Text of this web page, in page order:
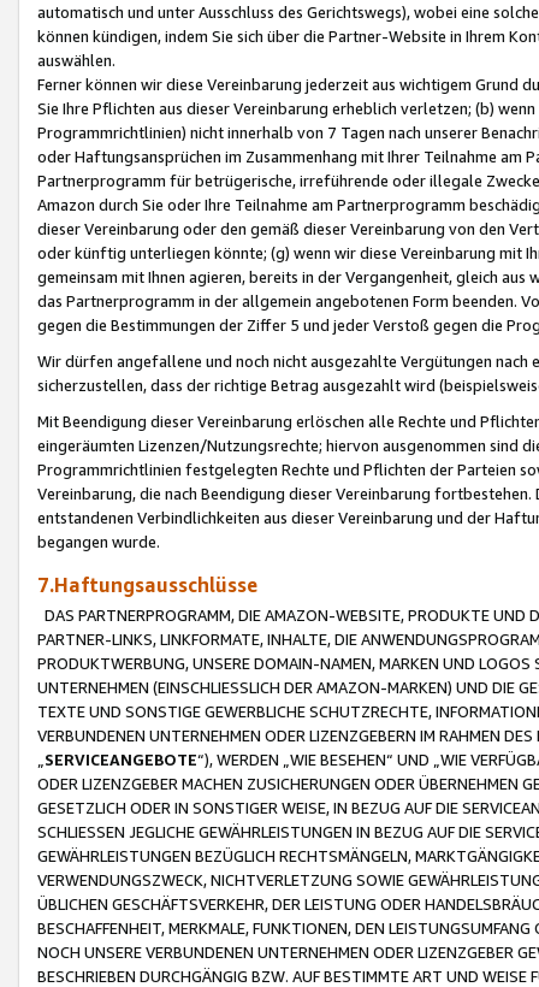
automatisch und unter Ausschluss des Gerichtswegs), wobei eine
können kündigen, indem Sie sich über die Partner-Website in Ihrem
auswählen.
Ferner können wir diese Vereinbarung jederzeit aus wichtigem Grund
Sie Ihre Pflichten aus dieser Vereinbarung erheblich verletzen; (b)
Programmrichtlinien) nicht innerhalb von 7 Tagen nach unserer
oder Haftungsansprüchen im Zusammenhang mit Ihrer Teilnahme am
Partnerprogramm für betrügerische, irreführende oder illegale
Amazon durch Sie oder Ihre Teilnahme am Partnerprogramm
dieser Vereinbarung oder den gemäß dieser Vereinbarung von den
oder künftig unterliegen könnte; (g) wenn wir diese Vereinbarung mit
gemeinsam mit Ihnen agieren, bereits in der Vergangenheit, gleich
das Partnerprogramm in der allgemein angebotenen Form beenden.
gegen die Bestimmungen der Ziffer 5 und jeder Verstoß gegen die
Wir dürfen angefallene und noch nicht ausgezahlte Vergütungen
sicherzustellen, dass der richtige Betrag ausgezahlt wird
Mit Beendigung dieser Vereinbarung erlöschen alle Rechte und
eingeräumten Lizenzen/Nutzungsrechte; hiervon ausgenommen sind
Programmrichtlinien festgelegten Rechte und Pflichten der Parteien
Vereinbarung, die nach Beendigung dieser Vereinbarung
entstandenen Verbindlichkeiten aus dieser Vereinbarung und der
begangen wurde.
7.Haftungsausschlüsse
DAS PARTNERPROGRAMM, DIE AMAZON-WEBSITE, PRODUKTE UND
PARTNER-LINKS, LINKFORMATE, INHALTE, DIE
PRODUKTWERBUNG, UNSERE DOMAIN-NAMEN, MARKEN UND
UNTERNEHMEN (EINSCHLIESSLICH DER AMAZON-MARKEN) UND DIE
TEXTE UND SONSTIGE GEWERBLICHE SCHUTZRECHTE,
VERBUNDENEN UNTERNEHMEN ODER LIZENZGEBERN IM RAHMEN
SERVICEANGEBOTE“), WERDEN „WIE BESEHEN“ UND „WIE
ODER LIZENZGEBER MACHEN ZUSICHERUNGEN ODER ÜBERNEHMEN
GESETZLICH ODER IN SONSTIGER WEISE, IN BEZUG AUF DIE
SCHLIESSEN JEGLICHE GEWÄHRLEISTUNGEN IN BEZUG AUF DIE
GEWÄHRLEISTUNGEN BEZÜGLICH RECHTSMÄNGELN,
VERWENDUNGSZWECK, NICHTVERLETZUNG SOWIE
ÜBLICHEN GESCHÄFTSVERKEHR, DER LEISTUNG ODER
BESCHAFFENHEIT, MERKMALE, FUNKTIONEN, DEN
NOCH UNSERE VERBUNDENEN UNTERNEHMEN ODER LIZENZGEBER
BESCHRIEBEN DURCHGÄNGIG BZW. AUF BESTIMMTE ART UND